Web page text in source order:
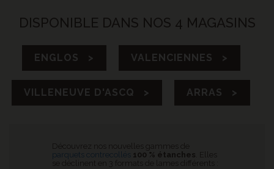
DISPONIBLE DANS NOS 4 MAGASINS
ENGLOS > VALENCIENNES >
VILLENEUVE D'ASCQ > ARRAS >
Découvrez nos nouvelles gammes de
parquets contrecollés 100 % étanches
se déclinent en 3 formats de lames différents :